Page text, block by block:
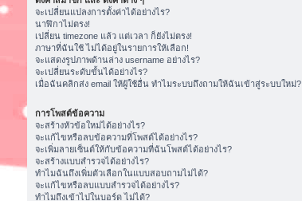
จะเปลี่ยนแปลงการตั้งค่าได้อย่างไร?
นาฬิกาไม่ตรง!
เปลี่ยน timezone แล้ว แต่เวลา ก็ยังไม่ตรง!
ภาษาที่ฉันใช้ ไม่ได้อยู่ในรายการให้เลือก!
จะแสดงรูปภาพด้านล่าง username อย่างไร?
จะเปลี่ยนระดับขั้นได้อย่างไร?
เมื่อฉันคลิกส่ง email ให้ผู้ใช้อื่น ทำไมระบบถึงถามให้ฉันเข้าสู่ระบบใหม่?
การโพสต์ข้อความ
จะสร้างหัวข้อใหม่ได้อย่างไร?
จะแก้ไขหรือลบข้อความที่โพสต์ได้อย่างไร?
จะเพิ่มลายเซ็นต์ให้กับข้อความที่ฉันโพสต์ได้อย่างไร?
จะสร้างแบบสำรวจได้อย่างไร?
ทำไมฉันถึงเพิ่มตัวเลือกในแบบสอบถามไม่ได้?
จะแก้ไขหรือลบแบบสำรวจได้อย่างไร?
ทำไมถึงเข้าไปในบอร์ด ไม่ได้?